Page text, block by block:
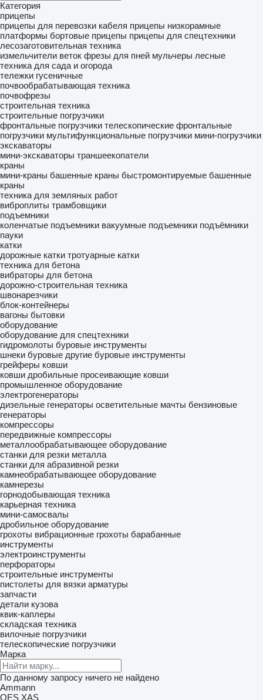
Категория
прицепы
прицепы для перевозки кабеля прицепы низкорамные
платформы бортовые прицепы прицепы для спецтехники
лесозаготовительная техника
измельчители веток фрезы для пней мульчеры лесные
техника для сада и огорода
тележки гусеничные
почвообрабатывающая техника
почвофрезы
строительная техника
строительные погрузчики
фронтальные погрузчики телескопические фронтальные
погрузчики мультифункциональные погрузчики мини-погрузчики
экскаваторы
мини-экскаваторы траншеекопатели
краны
мини-краны башенные краны быстромонтируемые башенные
краны
техника для земляных работ
виброплиты трамбовщики
подъемники
коленчатые подъемники вакуумные подъемники подъёмники
пауки
катки
дорожные катки тротуарные катки
техника для бетона
вибраторы для бетона
дорожно-строительная техника
швонарезчики
блок-контейнеры
вагоны бытовки
оборудование
оборудование для спецтехники
гидромолоты буровые инструменты
шнеки буровые другие буровые инструменты
грейферы ковши
ковши дробильные просеивающие ковши
промышленное оборудование
электрогенераторы
дизельные генераторы осветительные мачты бензиновые
генераторы
компрессоры
передвижные компрессоры
металлообрабатывающее оборудование
станки для резки металла
станки для абразивной резки
камнеобрабатывающее оборудование
камнерезы
горнодобывающая техника
карьерная техника
мини-самосвалы
дробильное оборудование
грохоты вибрационные грохоты барабанные
инструменты
электроинструменты
перфораторы
строительные инструменты
пистолеты для вязки арматуры
запчасти
детали кузова
квик-каплеры
складская техника
вилочные погрузчики
телескопические погрузчики
Марка
По данному запросу ничего не найдено
Ammann
QES XAS